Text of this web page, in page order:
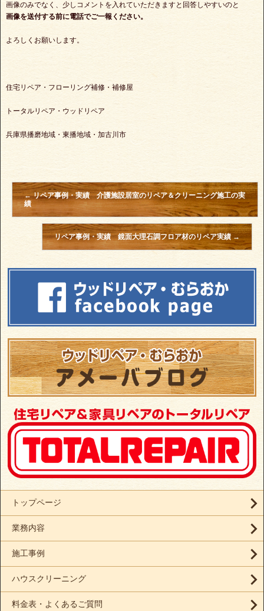
画像のみでなく、少しコメントを入れていただきますと回答しやすいのと
画像を送付する前に電話でご一報ください。
よろしくお願いします。
住宅リペア・フローリング補修・補修屋
トータルリペア・ウッドリペア
兵庫県播磨地域・東播地域・加古川市
←リペア事例・実績 介護施設居室のリペア＆クリーニング施工の実
績
リペア事例・実績 鏡面大理石調フロア材のリペア実績→
トップページ
業務内容
施工事例
ハウスクリーニング
料金表・よくあるご質問